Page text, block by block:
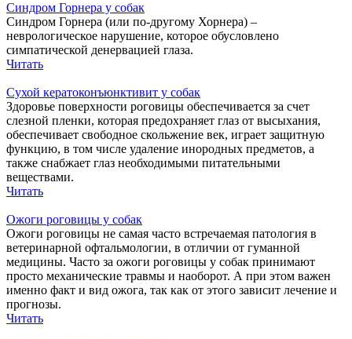
Синдром Горнера у собак
Синдром Горнера (или по-другому Хорнера) –
неврологическое нарушение, которое обусловлено
симпатической денервацией глаза.
Читать
Cухой кератоконъюнктивит у собак
Здоровье поверхности роговицы обеспечивается за счет
слезной пленки, которая предохраняет глаз от высыхания,
обеспечивает свободное скольжение век, играет защитную
функцию, в том числе удаление инородных предметов, а
также снабжает глаз необходимыми питательными
веществами.
Читать
Ожоги роговицы у собак
Ожоги роговицы не самая часто встречаемая патология в
ветеринарной офтальмологии, в отличии от гуманной
медицины. Часто за ожоги роговицы у собак принимают
просто механические травмы и наоборот. А при этом важен
именно факт и вид ожога, так как от этого зависит лечение и
прогнозы.
Читать